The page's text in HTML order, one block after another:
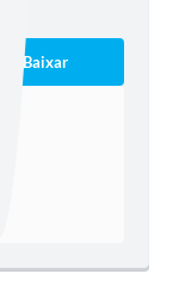
Baixar